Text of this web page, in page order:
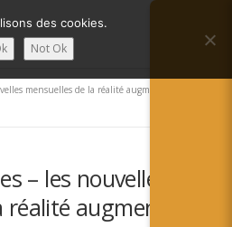
Menu
?
ACTUALITÉ DE LA RA
mensuelles de la réalité augmentée – Aout
– les nouvelles
augmentée –
des cookies.
Not Ok